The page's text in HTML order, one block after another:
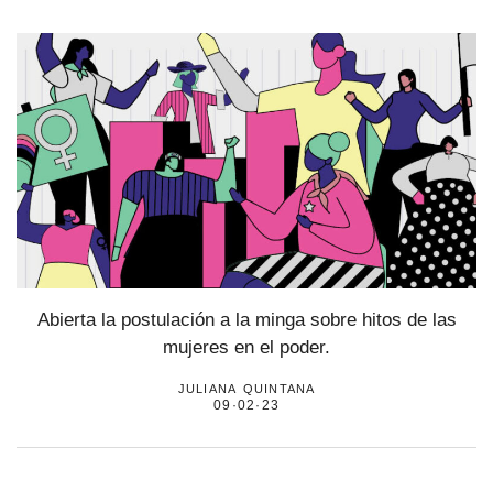
Abierta la postulación a la minga sobre hitos de las
mujeres en el poder.
juliana quintana
09·02·23